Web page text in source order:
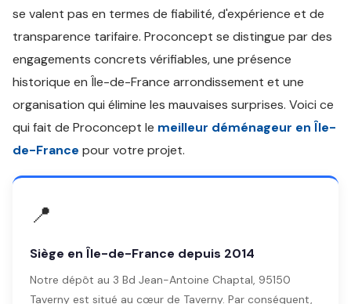
se valent pas en termes de fiabilité, d'expérience et de
transparence tarifaire. Proconcept se distingue par des
engagements concrets vérifiables, une présence
historique en Île-de-France arrondissement et une
organisation qui élimine les mauvaises surprises. Voici ce
qui fait de Proconcept le meilleur déménageur en Île-
de-France pour votre projet.
📍
Siège en Île-de-France depuis 2014
Notre dépôt au 3 Bd Jean-Antoine Chaptal, 95150
Taverny est situé au cœur de Taverny. Par conséquent,